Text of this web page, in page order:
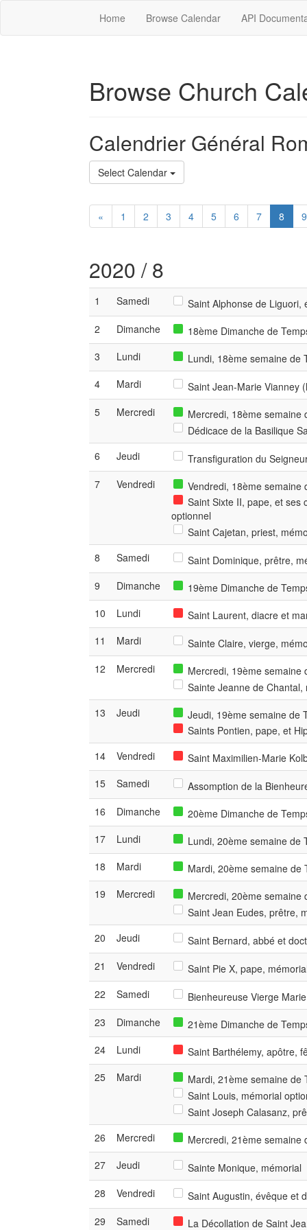
Home Browse Calendar API
Browse Church
Calendrier Général
Select Calendar
« 1 2 3 4 5 6 7 8 9
2020 / 8
1 Samedi
Saint Alphonse de Liguori,
2
Dimanche
18ème Dimanche de
3
Lundi
Lundi, 18ème semaine de
4
Mardi
Saint Jean-Marie Vianney
5
Mercredi
Mercredi, 18ème semaine
Dédicace de la Basilique
6
Jeudi
Transfiguration du
7
Vendredi
Vendredi, 18ème semaine
Saint Sixte II, pape, et ses
optionnel
Saint Cajetan, priest,
8
Samedi
Saint Dominique, prêtre,
9
Dimanche
19ème Dimanche de
10
Lundi
Saint Laurent, diacre et
11
Mardi
Sainte Claire, vierge,
12
Mercredi
Mercredi, 19ème semaine
Sainte Jeanne de
13
Jeudi
Jeudi, 19ème semaine de
Saints Pontien, pape, et
14
Vendredi
Saint Maximilien-Marie
15
Samedi
Assomption de la
16
Dimanche
20ème Dimanche de
17
Lundi
Lundi, 20ème semaine de
18
Mardi
Mardi, 20ème semaine de
19
Mercredi
Mercredi, 20ème semaine
Saint Jean Eudes, prêtre,
20
Jeudi
Saint Bernard, abbé et
21
Vendredi
Saint Pie X, pape,
22
Samedi
Bienheureuse Vierge
23
Dimanche
21ème Dimanche de
24
Lundi
Saint Barthélemy, apôtre,
25
Mardi
Mardi, 21ème semaine de
Saint Louis, mémorial
Saint Joseph Calasanz,
26
Mercredi
Mercredi, 21ème semaine
27
Jeudi
Sainte Monique, mémorial
28
Vendredi
Saint Augustin, évêque et
29
Samedi La Décollation de Saint